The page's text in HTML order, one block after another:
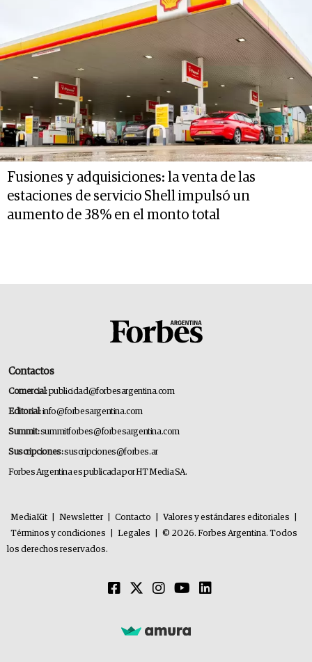
Fusiones y adquisiciones: la venta de las
estaciones de servicio Shell impulsó un
aumento de 38% en el monto total
Contactos
Comercial:publicidad@forbesargentina.com
Editorial:info@forbesargentina.com
Summit:summitforbes@forbesargentina.com
Suscripciones:suscripciones@forbes.ar
Forbes Argentina es publicada por HT Media SA.
MediaKit Newsletter Contacto Valores y estándares editoriales
Términos y condiciones
Legales
© 2026. Forbes Argentina. Todos
los derechos reservados.